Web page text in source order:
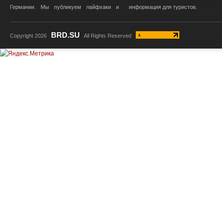
Германии. Мы публикуем лайфхаки и
информация для туристов.
Copyright 2026 BRD.SU All Rights Reserved